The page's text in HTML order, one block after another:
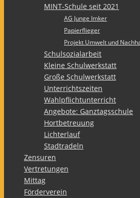
MINT-Schule seit 2021
AG Junge Imker
Papierflieger
Projekt Umwelt und
Schulsozialarbeit
Kleine Schulwerkstatt
Große Schulwerkstatt
Unterrichtszeiten
Wahlpflichtunterricht
Angebote: Ganztagsschule
Hortbetreuung
Lichterlauf
Stadtradeln
Zensuren
Vertretungen
Mittag
Förderverein